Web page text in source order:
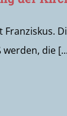
die